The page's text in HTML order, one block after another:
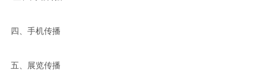
四、手机传播
五、展览传播